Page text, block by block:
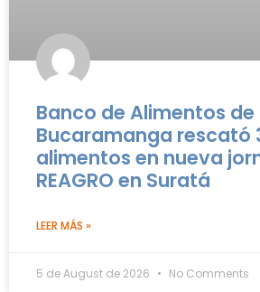
Banco de Alimentos de
Bucaramanga rescató
alimentos en nueva
REAGRO en Suratá
LEER MÁS »
5 de August de 2026 No Comments